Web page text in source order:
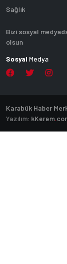
Sağlık
Bizi sosyal
olsun
Sosyal Medya
Karabük Haber
Yazılım: kKerem.